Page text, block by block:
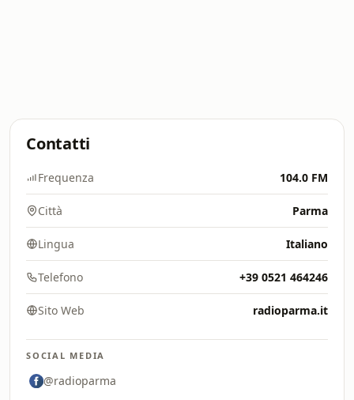
Contatti
Frequenza 104.0 FM
Città Parma
Lingua Italiano
Telefono +39 0521 464246
Sito Web radioparma.it
SOCIAL MEDIA
@radioparma